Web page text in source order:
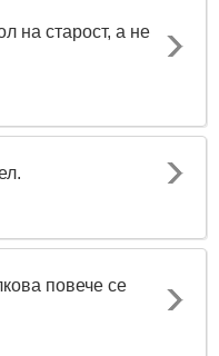
на старост, а не
повече се